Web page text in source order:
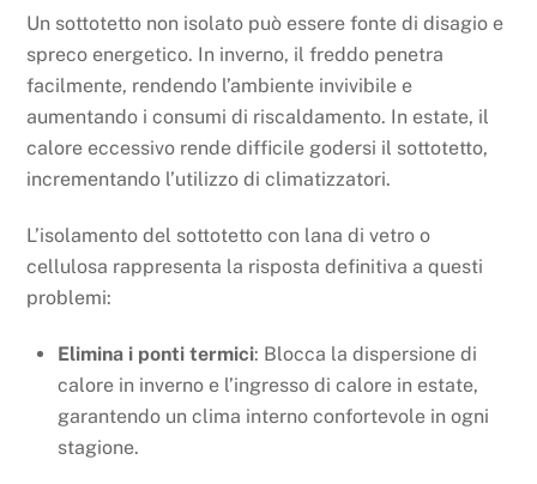
Un sottotetto non isolato può essere fonte di disagio e
spreco energetico. In inverno, il freddo penetra
facilmente, rendendo l’ambiente invivibile e
aumentando i consumi di riscaldamento. In estate, il
calore eccessivo rende difficile godersi il sottotetto,
incrementando l’utilizzo di climatizzatori.
L’isolamento del sottotetto con lana di vetro o
cellulosa rappresenta la risposta definitiva a questi
problemi:
Elimina i ponti termici: Blocca la dispersione di
calore in inverno e l’ingresso di calore in estate,
garantendo un clima interno confortevole in ogni
stagione.